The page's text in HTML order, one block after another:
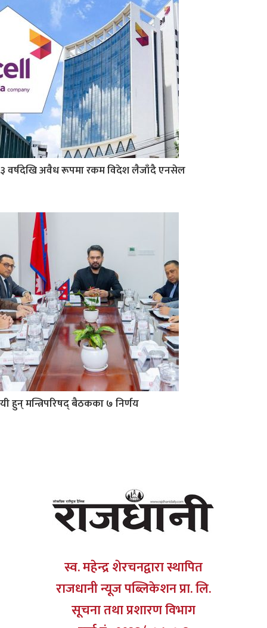
३ वर्षदेखि अवैध रूपमा रकम विदेश लैजाँदै एनसेल
यी हुन् मन्त्रिपरिषद् बैठकका ७ निर्णय
स्व. महेन्द्र शेरचनद्वारा स्थापित
राजधानी न्यूज पब्लिकेशन प्रा. लि.
सूचना तथा प्रशारण विभाग